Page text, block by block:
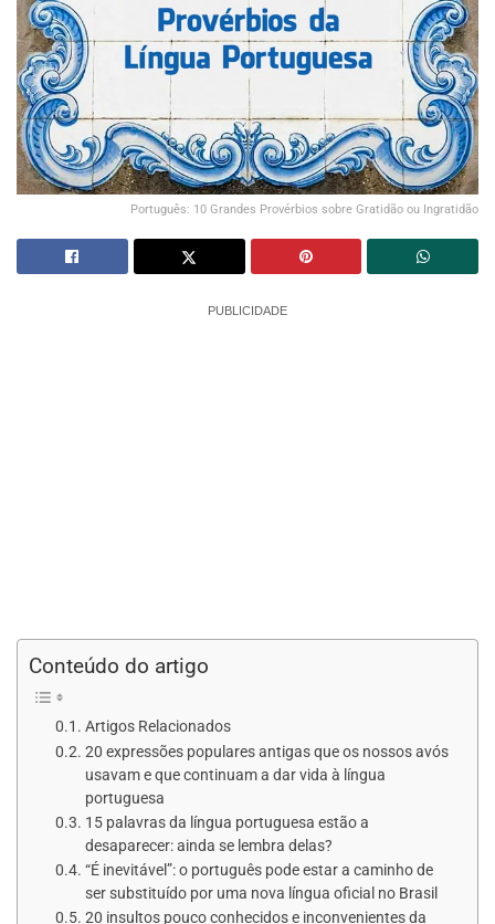
Português: 10 Grandes Provérbios sobre Gratidão ou Ingratidão
PUBLICIDADE
Conteúdo do artigo
Artigos Relacionados
20 expressões populares antigas que os nossos avós
usavam e que continuam a dar vida à língua
portuguesa
15 palavras da língua portuguesa estão a
desaparecer: ainda se lembra delas?
“É inevitável”: o português pode estar a caminho de
ser substituído por uma nova língua oficial no Brasil
20 insultos pouco conhecidos e inconvenientes da